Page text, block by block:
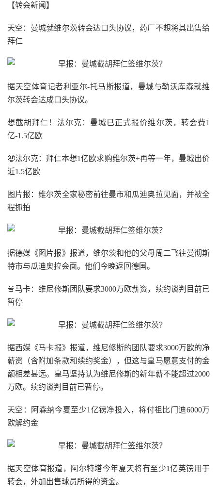
【转会新闻】
天空：曼城就维尔茨转会达口头协议，药厂不想将其出售给
拜仁
据天空体育记者利亚尔-托马斯报道，曼城与勒沃库森就维
尔茨转会达成口头协议。
想截胡拜仁！法尔克：曼城已正式报价维尔茨，转会费1
亿-1.5亿欧
🤑法尔克：拜仁本想1亿欧求购维尔茨+再等一年，曼城出价
近1.5亿欧
图片报：维尔茨全家秘密前往曼市和瓜迪奥拉见面，并被全
程抓拍
据德媒《图片报》报道，维尔茨和他的父母周二飞往曼彻斯
特市与瓜迪奥拉会面。他们今晚返回德国。
🚨马卡：维尼修斯团队要求3000万欧薪资，续约谈判目前已
暂停
据西媒《马卡报》报道，维尼修斯的团队要求3000万欧的净
薪资（含附加条款和续约奖金），但这与皇马愿意支付的金
额相差甚远。皇马坚持认为维尼修斯的新年薪不能超过2000
万欧。续约谈判目前已暂停。
天空：阿森纳今夏至少1亿镑净投入，将付祖比门迪6000万
欧解约金
据天空体育报道，阿尔特塔今年夏天将有至少1亿英镑用于
转会，外加出售球员所得的资金。